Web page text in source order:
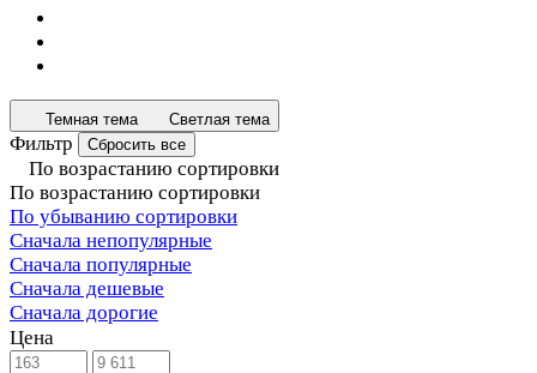
Темная тема Светлая тема
Фильтр Сбросить все
По возрастанию сортировки
По возрастанию сортировки
По убыванию сортировки
Сначала непопулярные
Сначала популярные
Сначала дешевые
Сначала дорогие
Цена